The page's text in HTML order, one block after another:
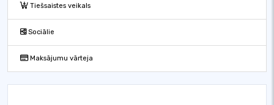
Tiešsaistes veikals
Sociālie
Maksājumu vārteja